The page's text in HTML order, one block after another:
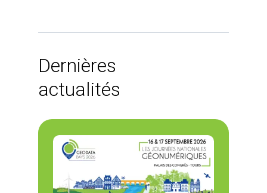
Dernières
actualités